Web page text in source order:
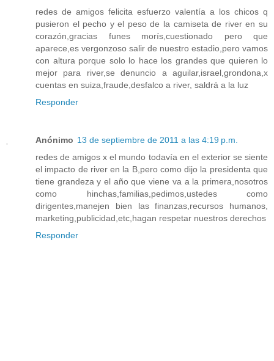
redes de amigos felicita esfuerzo valentía a los chicos q
pusieron el pecho y el peso de la camiseta de river en su
corazón,gracias funes morís,cuestionado pero que
aparece,es vergonzoso salir de nuestro estadio,pero vamos
con altura porque solo lo hace los grandes que quieren lo
mejor para river,se denuncio a aguilar,israel,grondona,x
cuentas en suiza,fraude,desfalco a river, saldrá a la luz
Responder
Anónimo 13 de septiembre de 2011 a las 4:19 p.m.
redes de amigos x el mundo todavía en el exterior se siente
el impacto de river en la B,pero como dijo la presidenta que
tiene grandeza y el año que viene va a la primera,nosotros
como hinchas,familias,pedimos,ustedes como
dirigentes,manejen bien las finanzas,recursos humanos,
marketing,publicidad,etc,hagan respetar nuestros derechos
Responder